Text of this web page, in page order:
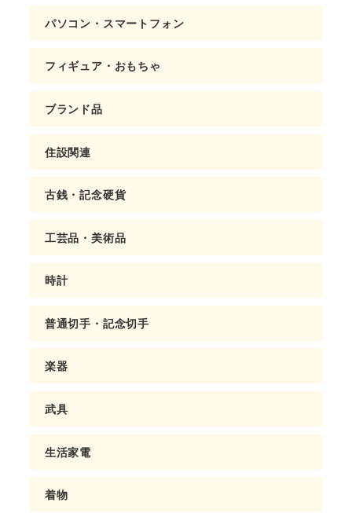
パソコン・スマートフォン
フィギュア・おもちゃ
ブランド品
住設関連
古銭・記念硬貨
工芸品・美術品
時計
普通切手・記念切手
楽器
武具
生活家電
着物